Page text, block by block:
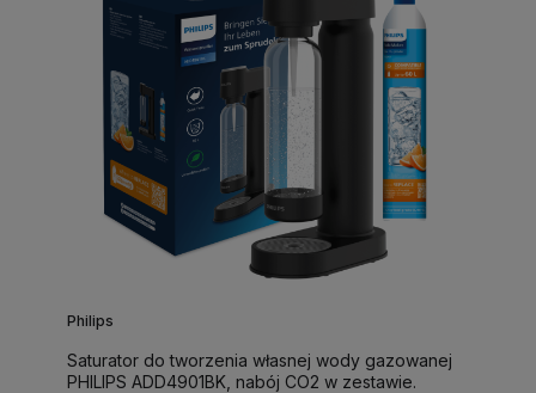
Philips
Saturator do tworzenia własnej wody gazowanej
PHILIPS ADD4901BK, nabój CO2 w zestawie.